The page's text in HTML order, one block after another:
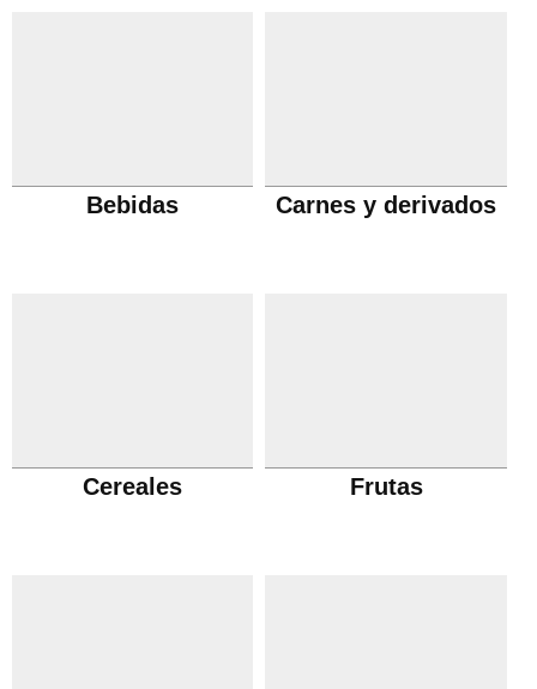
Bebidas Carnes y derivados
Cereales Frutas